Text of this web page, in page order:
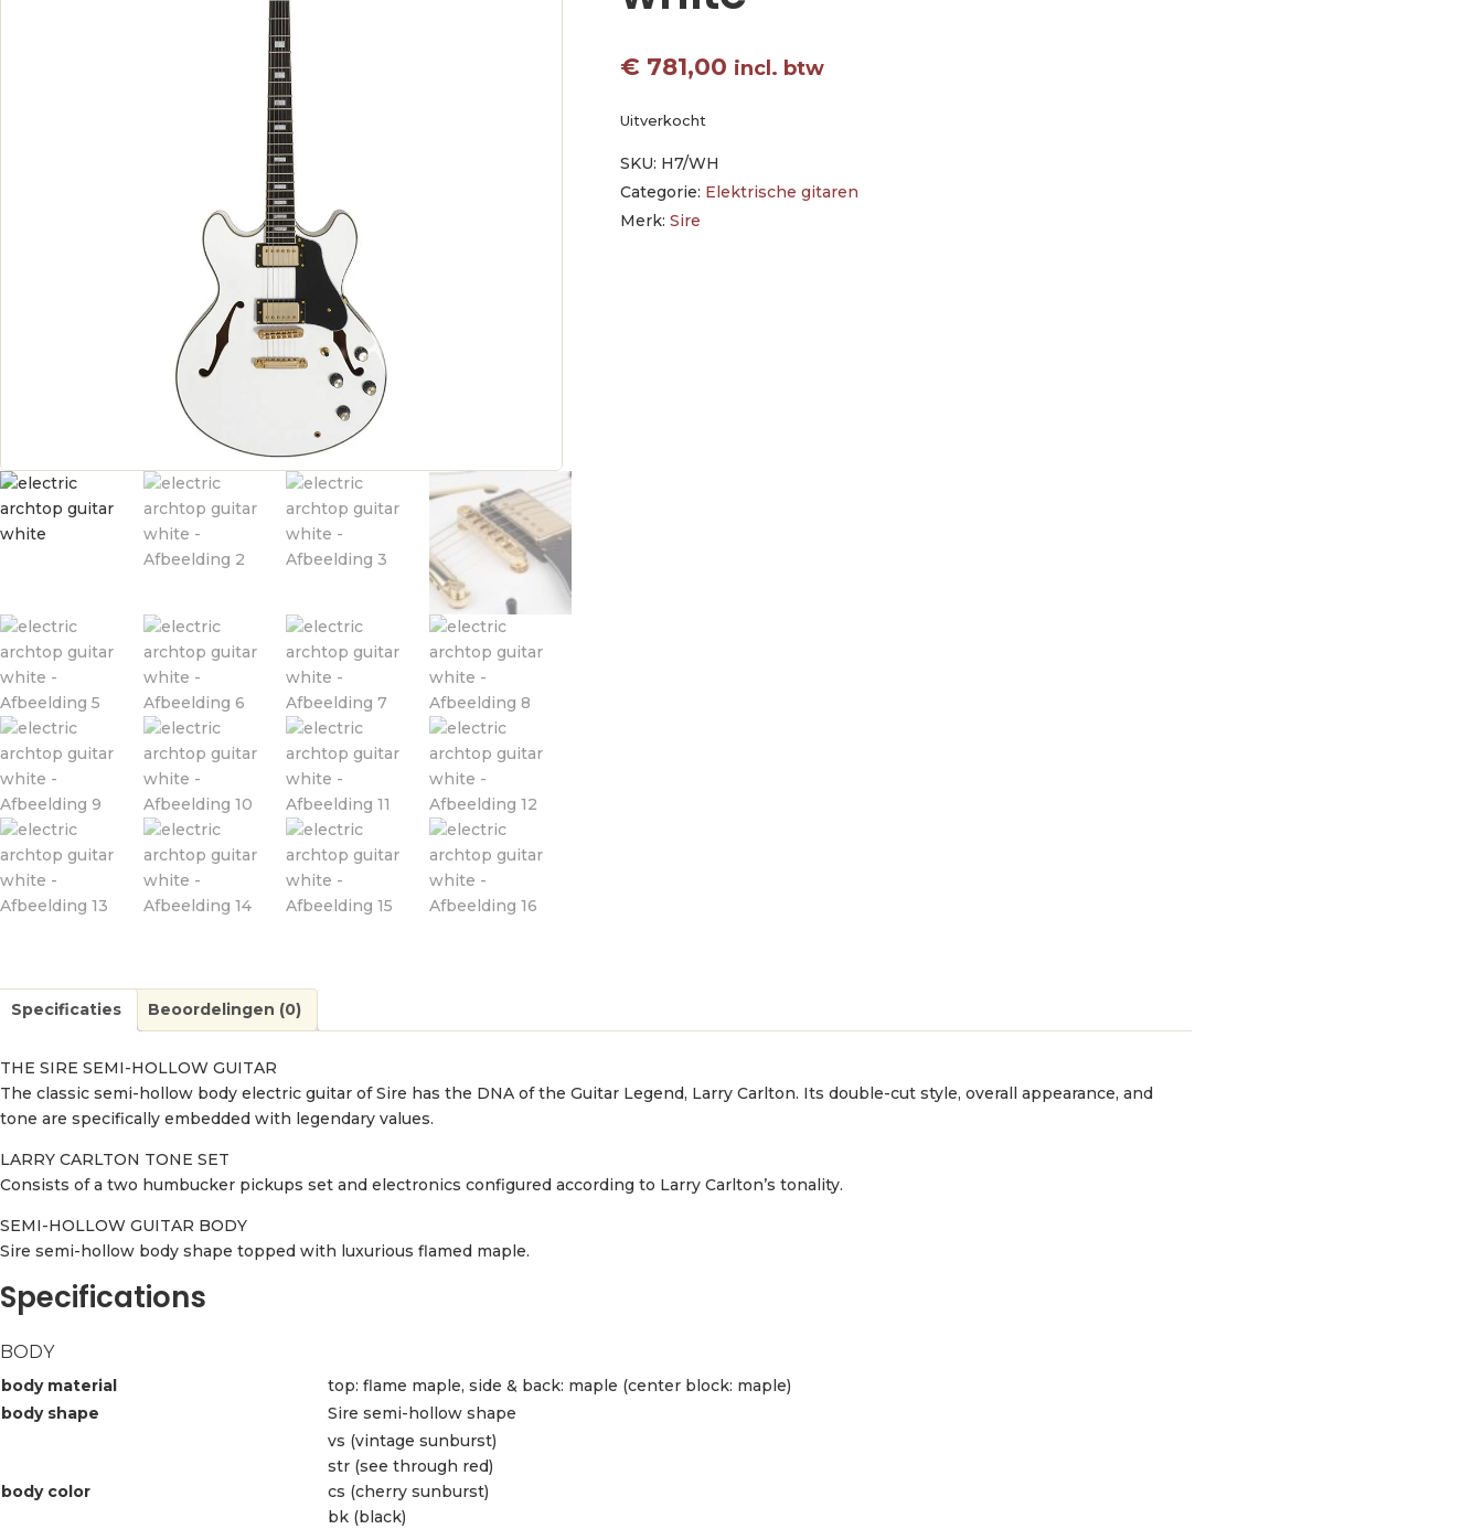
€ 781,00 incl. btw
Uitverkocht
SKU: H7/WH
Categorie: Elektrische gitaren
Merk: Sire
Specificaties Beoordelingen (0)
THE SIRE SEMI-HOLLOW GUITAR
The classic semi-hollow body electric guitar of Sire has the DNA of the Guitar Legend, Larry Carlton. Its double-cut style, overall appearance, and
tone are specifically embedded with legendary values.
LARRY CARLTON TONE SET
Consists of a two humbucker pickups set and electronics configured according to Larry Carlton’s tonality.
SEMI-HOLLOW GUITAR BODY
Sire semi-hollow body shape topped with luxurious flamed maple.
Specifications
BODY
body material
top: flame maple, side & back: maple (center block: maple)
body shape
Sire semi-hollow shape
body color
vs (vintage sunburst)
str (see through red)
cs (cherry sunburst)
bk (black)